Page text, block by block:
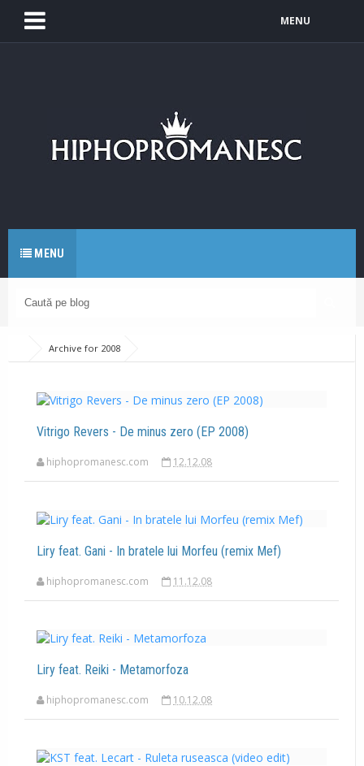
MENU
MENU
Archive for 2008
Vitrigo Revers - De minus zero (EP 2008)
hiphopromanesc.com 12.12.08
Liry feat. Gani - In bratele lui Morfeu (remix Mef)
hiphopromanesc.com 11.12.08
Liry feat. Reiki - Metamorfoza
hiphopromanesc.com 10.12.08